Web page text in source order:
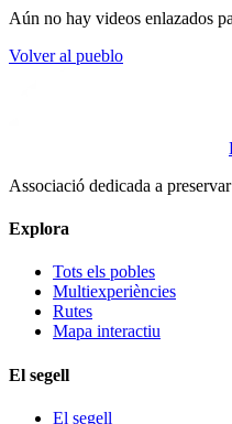
Aún no hay videos enlazados
Volver al pueblo
Associació dedicada a
Explora
Tots els pobles
Multiexperiències
Rutes
Mapa interactiu
El segell
El segell